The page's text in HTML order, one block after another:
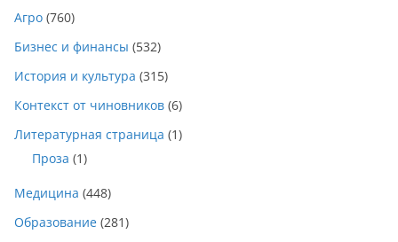
Агро (760)
Бизнес и финансы (532)
История и культура (315)
Контекст от чиновников (6)
Литературная страница (1)
Проза (1)
Медицина (448)
Образование (281)